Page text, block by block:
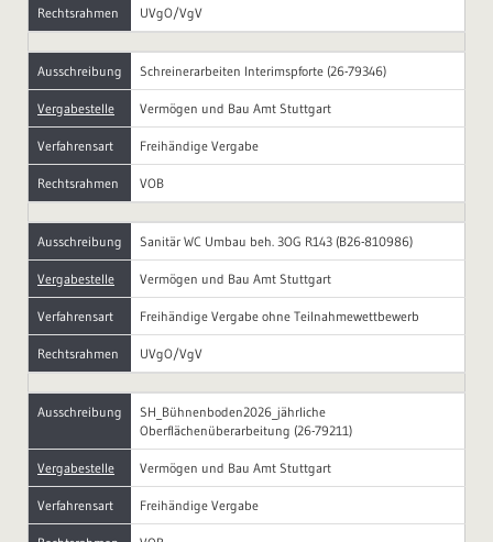
Rechtsrahmen UVgO/VgV
Ausschreibung Schreinerarbeiten Interimspforte (26-79346)
Vergabestelle Vermögen und Bau Amt Stuttgart
Verfahrensart Freihändige Vergabe
Rechtsrahmen VOB
Ausschreibung Sanitär WC Umbau beh. 3OG R143 (B26-810986)
Vergabestelle Vermögen und Bau Amt Stuttgart
Verfahrensart Freihändige Vergabe ohne Teilnahmewettbewerb
Rechtsrahmen UVgO/VgV
Ausschreibung
SH_Bühnenboden2026_jährliche
Oberflächenüberarbeitung (26-79211)
Vergabestelle Vermögen und Bau Amt Stuttgart
Verfahrensart Freihändige Vergabe